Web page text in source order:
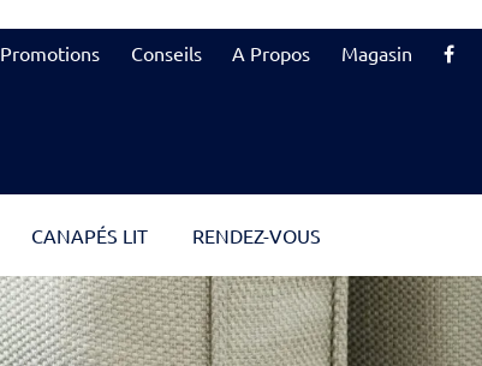
Promotions Conseils A Propos Magasin
CANAPÉS LIT RENDEZ-VOUS